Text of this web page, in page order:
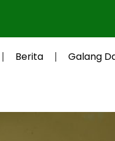
Selamat
Berita Galang